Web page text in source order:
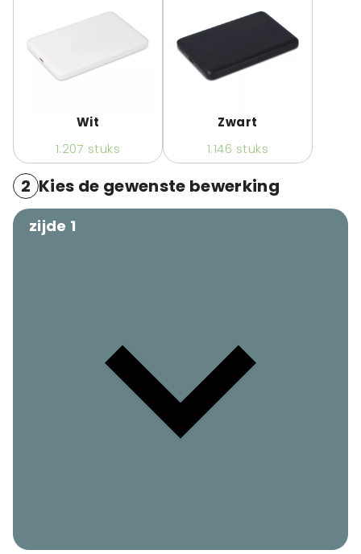
Wit
1.207 stuks
Zwart
1.146 stuks
2 Kies de gewenste bewerking
zijde 1